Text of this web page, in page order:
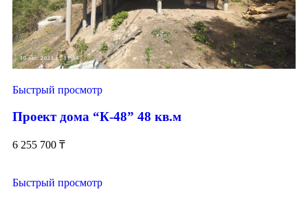
Быстрый просмотр
Проект дома “К-48” 48 кв.м
6 255 700 ₸
Быстрый просмотр